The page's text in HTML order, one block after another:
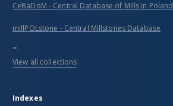
CeBaDoM - Central Database of Mills in Poland
millPOLstone - Central Millstones Database
...
View all collections
Indexes